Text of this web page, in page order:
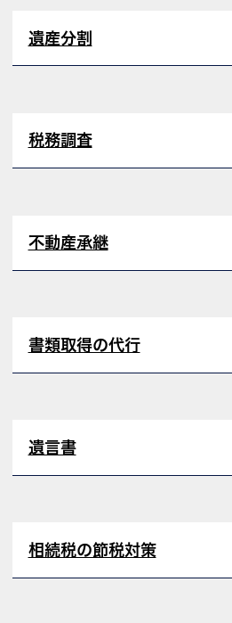
遺産分割
税務調査
不動産承継
書類取得の代行
遺言書
相続税の節税対策